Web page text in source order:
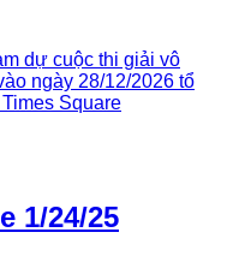
dự cuộc thi giải vô
ngày 28/12/2026 tổ
Square
1/24/25